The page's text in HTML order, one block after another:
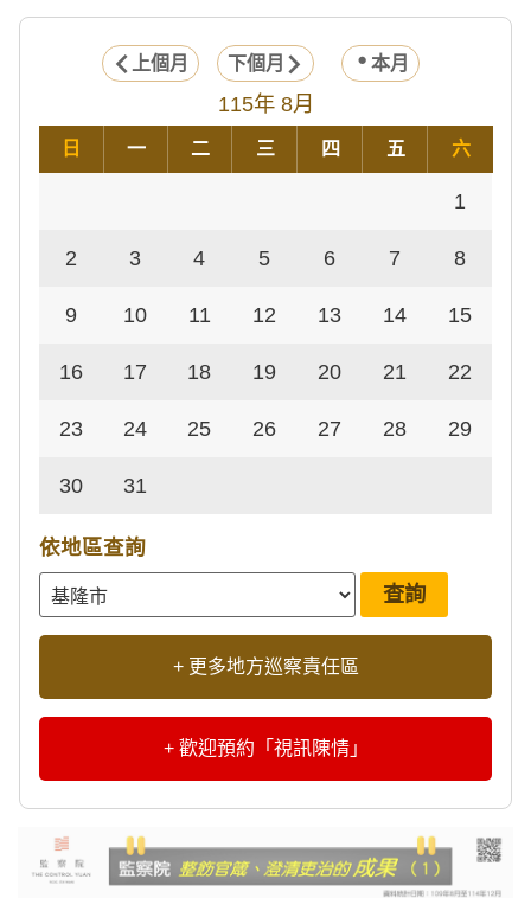
上個月 下個月 本月
115年 8月
日 一 二 三 四 五 六
1
2 3 4 5 6 7 8
9 10 11 12 13 14 15
16 17 18 19 20 21 22
23 24 25 26 27 28 29
30 31
依地區查詢
+ 更多地方巡察責任區
+ 歡迎預約「視訊陳情」